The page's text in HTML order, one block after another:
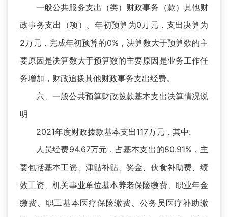
一般公共服务支出（类）财政事务（款）其他财
政事务支出（项）。年初预算为0万元，支出决算为
2万元，完成年初预算的0%，决算数大于预算数的主
要原因是决算数大于预算数的主要原因是业务工作任
务增加，财政追拨其他财政事务支出经费。
六、一般公共预算财政拨款基本支出决算情况说
明
2021年度财政拨款基本支出117万元，其中:
人员经费94.67万元，占基本支出的80.91%，主
要包括基本工资、津贴补贴、奖金、伙食补助费、绩
效工资、机关事业单位基本养老保险缴费、职业年金
缴费、职工基本医疗保险缴费、公务员医疗补助缴